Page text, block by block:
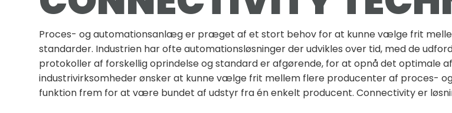
Proces- og automationsanlæg er præget af et stort behov for at kunne vælge frit
standarder. Industrien har ofte automationsløsninger der udvikles over tid, med de
protokoller af forskellig oprindelse og standard er afgørende, for at opnå det optimale
industrivirksomheder ønsker at kunne vælge frit mellem flere producenter af proces-
funktion frem for at være bundet af udstyr fra én enkelt producent. Connectivity er